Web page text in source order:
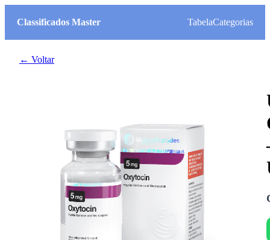
Classificados Master TabelaCategorias
← Voltar